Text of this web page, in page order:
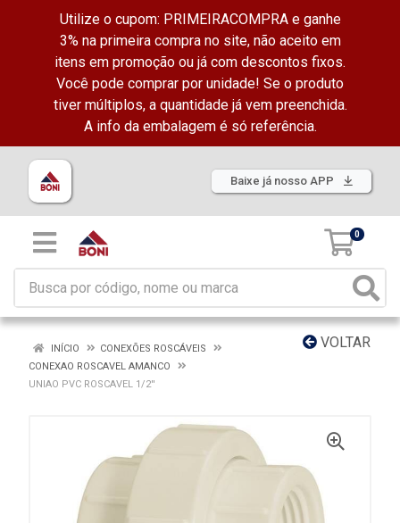
Utilize o cupom: PRIMEIRACOMPRA e ganhe
3% na primeira compra no site, não aceito em
itens em promoção ou já com descontos fixos.
Você pode comprar por unidade! Se o produto
tiver múltiplos, a quantidade já vem preenchida.
A info da embalagem é só referência.
Baixe já nosso APP
0
VOLTAR
INÍCIO
CONEXÕES ROSCÁVEIS
CONEXAO ROSCAVEL AMANCO
UNIAO PVC ROSCAVEL 1/2''